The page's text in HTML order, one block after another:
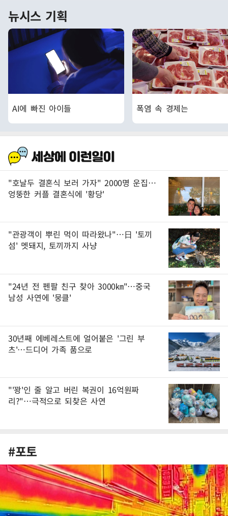
뉴시스 기획
AI에 빠진 아이들 폭염 속 경제는
"호날두 결혼식 보러 가자" 2000명 운집…
엉뚱한 커플 결혼식에 '황당'
"관광객이 뿌린 먹이 따라왔나"…日 '토끼
섬' 멧돼지, 토끼까지 사냥
"24년 전 펜팔 친구 찾아 3000㎞"…중국
남성 사연에 '뭉클'
30년째 에베레스트에 얼어붙은 '그린 부
츠'…드디어 가족 품으로
"'꽝'인 줄 알고 버린 복권이 16억원짜
리?"…극적으로 되찾은 사연
#포토